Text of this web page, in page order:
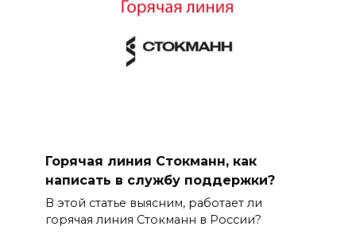
Горячая линия Стокманн, как
написать в службу поддержки?
В этой статье выясним, работает ли
горячая линия Стокманн в России?